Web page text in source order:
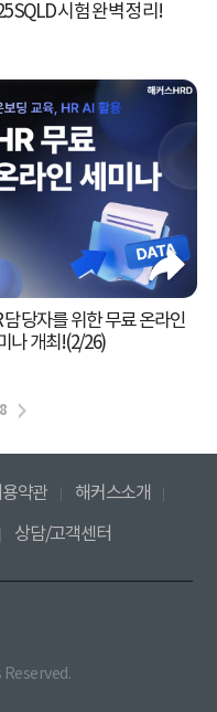
SQLD 시험 완벽 정리!
담당자를 위한 무료 온라인
나 개최!(2/26)
용약관
해커스소개
상담/고객센터